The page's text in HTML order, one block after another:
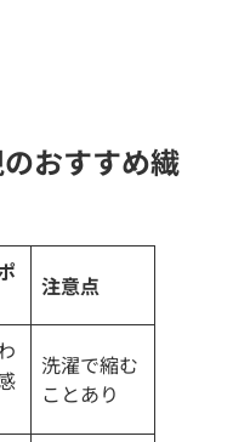
おすすめ繊
注意点
洗濯で縮む
ことあり